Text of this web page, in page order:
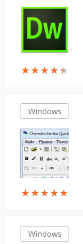
★★★★★
★★★★★
Windows
★★★★★
★★★★★
Windows